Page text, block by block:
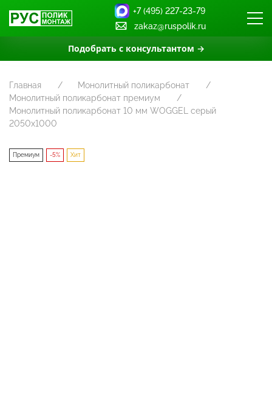
Подобрать с консультантом →
+7 (495) 227-23-79
zakaz@ruspolik.ru
Главная
Монолитный поликарбонат
Монолитный поликарбонат премиум
Монолитный поликарбонат 10 мм WOGGEL серый
2050х1000
Премиум -5% Хит